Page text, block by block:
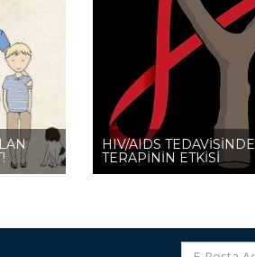
HIV/AIDS TEDAVİSİNDE
TERAPİNİN ETKİSİ